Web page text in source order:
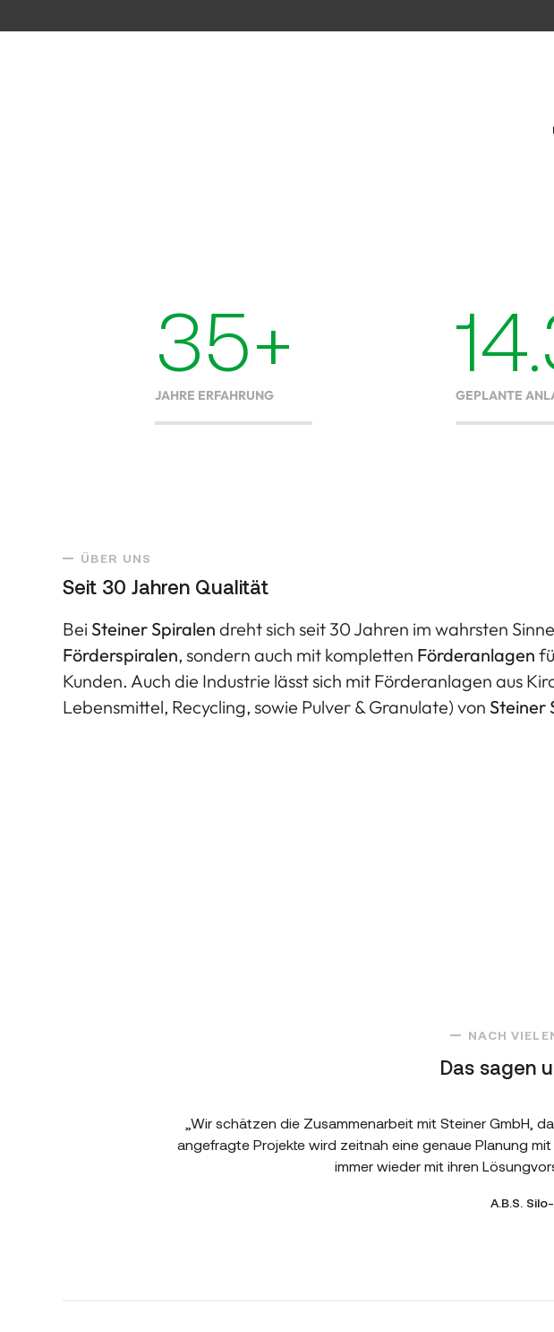
35+
JAHRE ERFAHRUNG GEPLANTE
ÜBER UNS
Seit 30 Jahren Qualität
Bei Steiner Spiralen dreht sich seit 30 Jahren im wahrsten
Förderspiralen, sondern auch mit kompletten Förderanlagen
Kunden. Auch die Industrie lässt sich mit Förderanlagen aus
Lebensmittel, Recycling, sowie Pulver & Granulate) von Steiner
NACH
Das sagen
„Wir schätzen die Zusammenarbeit mit Steiner GmbH,
angefragte Projekte wird zeitnah eine genaue Planung
immer wieder mit ihren
A.B.S.